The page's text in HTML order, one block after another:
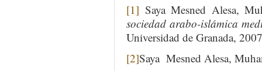
[1] Saya Mesned Alesa,
sociedad arabo-islámica
Universidad de Granada, 2007
[2]Saya Mesned Alesa,